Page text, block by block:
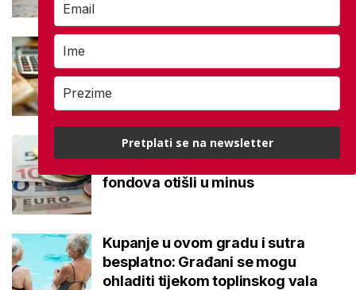
Važna brojka za kategoriju štednje
Negativna promjena u drugom
stupu: Srpanjski prinosi većine
fondova otišli u minus
Kupanje u ovom gradu i sutra
besplatno: Građani se mogu
ohladiti tijekom toplinskog vala
Pretplati se na newsletter